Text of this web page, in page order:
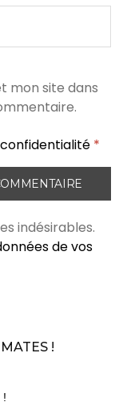
mon site dans
*
indésirables.
de vos
!
!